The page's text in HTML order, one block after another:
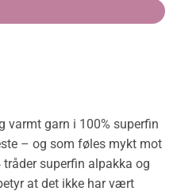
varmt garn i 100% superfin
– og som føles mykt mot
tråder superfin alpakka og
at det ikke har vært